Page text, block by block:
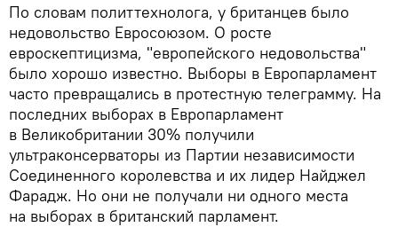
По словам политтехнолога, у британцев было
недовольство Евросоюзом. О росте
евроскептицизма, "европейского недовольства"
было хорошо известно. Выборы в Европарламент
часто превращались в протестную телеграмму. На
последних выборах в Европарламент
в Великобритании 30% получили
ультраконсерваторы из Партии независимости
Соединенного королевства и их лидер Найджел
Фарадж. Но они не получали ни одного места
на выборах в британский парламент.